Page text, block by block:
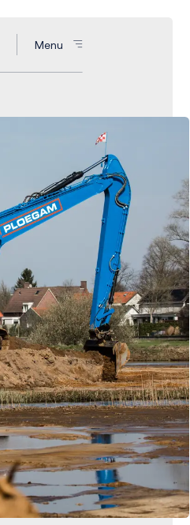
Menu